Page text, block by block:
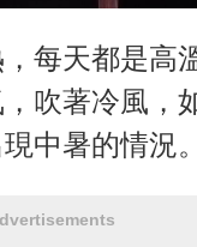
每天都是高
吹著冷風，
中暑的情況。